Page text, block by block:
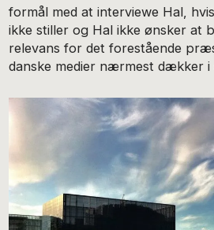
formål med at interviewe Hal,
ikke stiller og Hal ikke ønsker at
relevans for det forestående
danske medier nærmest dækker i